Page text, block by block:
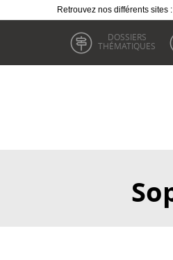
Retrouvez nos différents sites :
DOSSIERS
THÉMATIQUES